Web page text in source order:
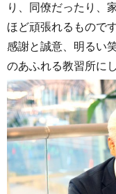
り、同僚だったり、
ほど頑張れるものです
感謝と誠意、明るい
のあふれる教習所に